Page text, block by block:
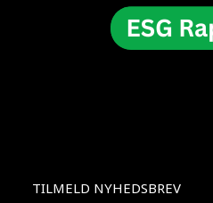
TILMELD NYHEDSBREV